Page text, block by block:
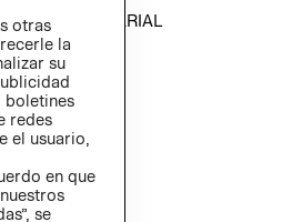
EMPRESARIAL
otras
la
su
boletines
redes
el usuario,
en que
se